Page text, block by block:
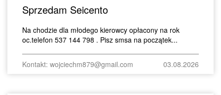
Sprzedam Seicento
Na chodzie dla młodego kierowcy opłacony na rok
oc.telefon 537 144 798 . Pisz smsa na początek...
Kontakt: wojciechm879@gmail.com 03.08.2026